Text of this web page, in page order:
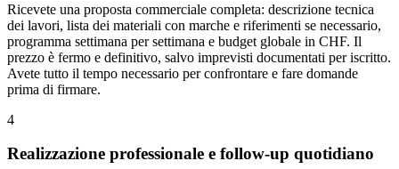
Ricevete una proposta commerciale completa: descrizione tecnica
dei lavori, lista dei materiali con marche e riferimenti se necessario,
programma settimana per settimana e budget globale in CHF. Il
prezzo è fermo e definitivo, salvo imprevisti documentati per iscritto.
Avete tutto il tempo necessario per confrontare e fare domande
prima di firmare.
4
Realizzazione professionale e follow-up quotidiano